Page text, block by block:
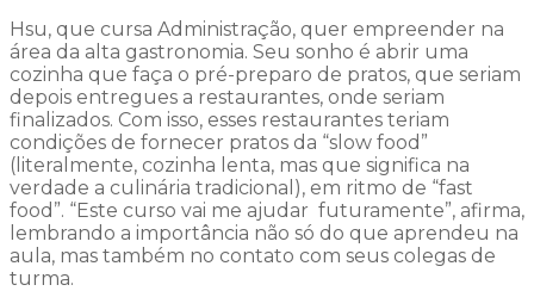
Hsu, que cursa Administração, quer empreender na
área da alta gastronomia. Seu sonho é abrir uma
cozinha que faça o pré-preparo de pratos, que seriam
depois entregues a restaurantes, onde seriam
finalizados. Com isso, esses restaurantes teriam
condições de fornecer pratos da “slow food”
(literalmente, cozinha lenta, mas que significa na
verdade a culinária tradicional), em ritmo de “fast
food”. “Este curso vai me ajudar futuramente”, afirma,
lembrando a importância não só do que aprendeu na
aula, mas também no contato com seus colegas de
turma.